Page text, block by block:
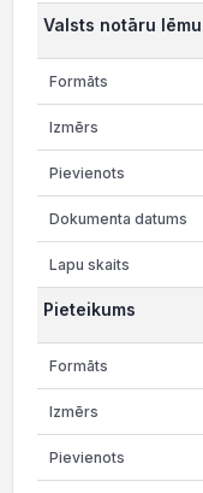
Valsts notāru
Pieteikums